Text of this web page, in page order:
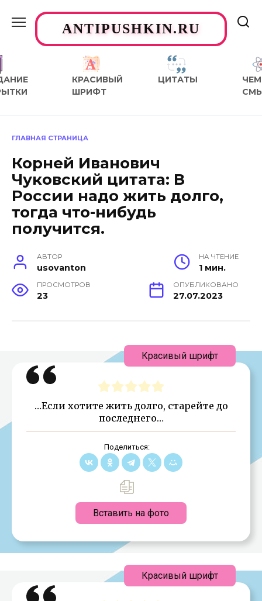
содержаниюANTIPUSHKIN.RU
КРАСИВЫЙ
ШРИФТ
ЦИТАТЫ
ЧЕМ
ГЛАВНАЯ СТРАНИЦА
Корней Иванович
Чуковский цитата: В
России надо жить долго,
тогда что-нибудь
получится.
АВТОР
usovanton
НА ЧТЕНИЕ
1 мин.
ПРОСМОТРОВ
23
ОПУБЛИКОВАНО
27.07.2023
…Если хотите жить долго, старейте до
последнего…
Поделиться:
Вставить на фото
Красивый шрифт
Красивый шрифт